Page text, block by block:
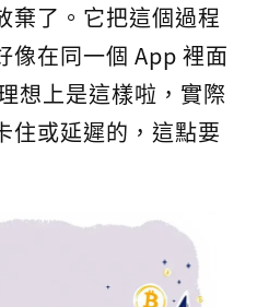
棄了。它把這個過程
像在同一個 App 裡面
想上是這樣啦，實際
住或延遲的，這點要